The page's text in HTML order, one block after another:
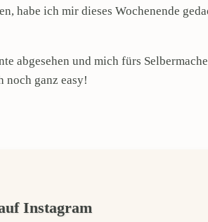
habe ich mir dieses Wochenende
abgesehen und mich fürs
noch ganz easy!
Instagram